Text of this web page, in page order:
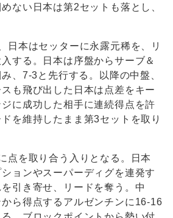
ない日本は第2セットも落とし、
本はセッターに永露元稀を、リ
する。日本は序盤からサーブ＆
、7-3と先行する。以降の中盤、
も飛び出した日本は点差をキー
に成功した相手に連続得点を許
を維持したまま第3セットを取り
点を取り合う入りとなる。日本
ョンやスーパーディグを連発す
引き寄せ、リードを奪う。中
ら得点するアルゼンチンに16-16